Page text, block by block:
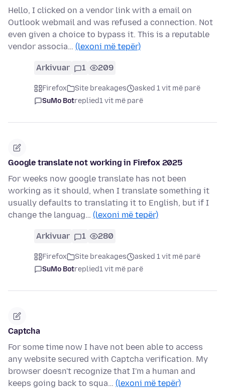
Hello, I clicked on a vendor link with a email on
Outlook webmail and was refused a connection. Not
even given a choice to bypass it. This is a reputable
vendor associa… (lexoni më tepër)
Arkivuar 1 209
Firefox Site breakages
asked 1 vit më parë
SuMo Botreplied1 vit më parë
Google translate not working in Firefox 2025
For weeks now google translate has not been
working as it should, when I translate something it
usually defaults to translating it to English, but if I
change the languag… (lexoni më tepër)
Arkivuar 1 280
Firefox Site breakages
asked 1 vit më parë
SuMo Botreplied1 vit më parë
Captcha
For some time now I have not been able to access
any website secured with Captcha verification. My
browser doesn't recognize that I'm a human and
keeps going back to squa… (lexoni më tepër)